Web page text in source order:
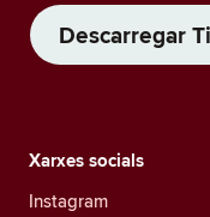
Descarregar
Xarxes socials
Instagram